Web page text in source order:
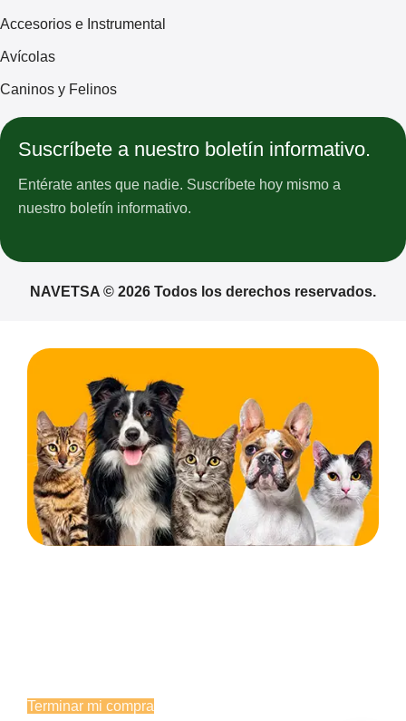
Accesorios e Instrumental
Avícolas
Caninos y Felinos
Suscríbete a nuestro boletín informativo.
Entérate antes que nadie. Suscríbete hoy mismo a
nuestro boletín informativo.
NAVETSA © 2026 Todos los derechos reservados.
Terminar mi compra